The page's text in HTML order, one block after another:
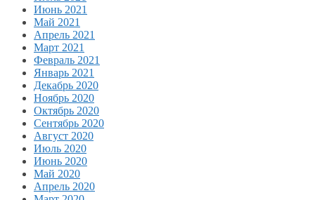
Июнь 2021
Май 2021
Апрель 2021
Март 2021
Февраль 2021
Январь 2021
Декабрь 2020
Ноябрь 2020
Октябрь 2020
Сентябрь 2020
Август 2020
Июль 2020
Июнь 2020
Май 2020
Апрель 2020